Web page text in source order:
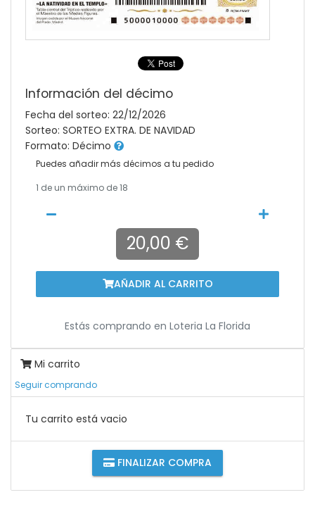
Información del décimo
Fecha del sorteo: 22/12/2026
Sorteo: SORTEO EXTRA. DE NAVIDAD
Formato: Décimo
Puedes añadir más décimos a tu pedido
1 de un máximo de 18
20,00 €
AÑADIR AL CARRITO
Estás comprando en Loteria La Florida
Mi carrito
Seguir comprando
Tu carrito está vacio
FINALIZAR COMPRA